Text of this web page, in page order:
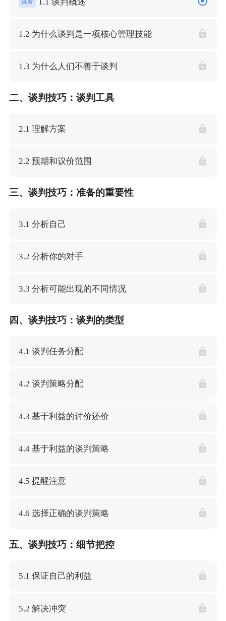
1.2 为什么谈判是一项核心管理技能
1.3 为什么人们不善于谈判
二、谈判技巧：谈判工具
2.1 理解方案
2.2 预期和议价范围
三、谈判技巧：准备的重要性
3.1 分析自己
3.2 分析你的对手
3.3 分析可能出现的不同情况
四、谈判技巧：谈判的类型
4.1 谈判任务分配
4.2 谈判策略分配
4.3 基于利益的讨价还价
4.4 基于利益的谈判策略
4.5 提醒注意
4.6 选择正确的谈判策略
五、谈判技巧：细节把控
5.1 保证自己的利益
5.2 解决冲突